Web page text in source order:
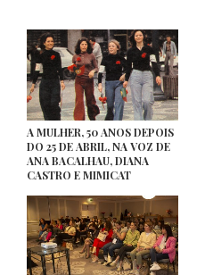
A MULHER, 50 ANOS DEPOIS
DO 25 DE ABRIL, NA VOZ DE
ANA BACALHAU, DIANA
CASTRO E MIMICAT